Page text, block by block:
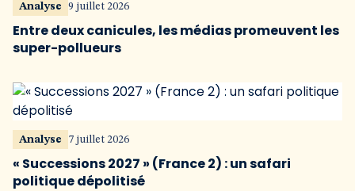
Analyse 9 juillet 2026
Entre deux canicules, les médias promeuvent les
super-pollueurs
Analyse 7 juillet 2026
« Successions 2027 » (France 2) : un safari
politique dépolitisé